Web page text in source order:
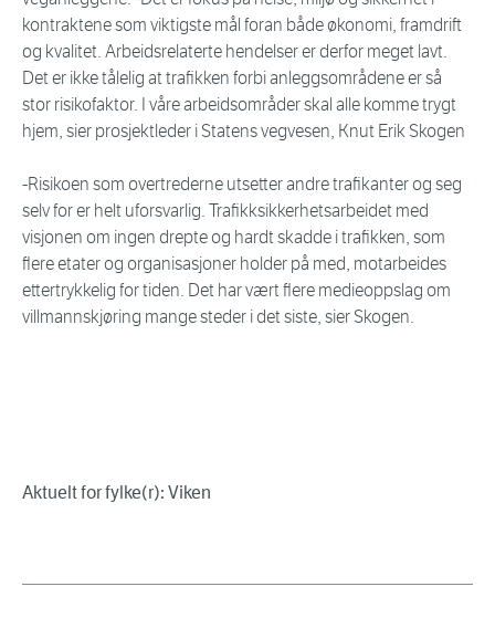
kontraktene som viktigste mål foran både økonomi, framdrift
og kvalitet. Arbeidsrelaterte hendelser er derfor meget lavt.
Det er ikke tålelig at trafikken forbi anleggsområdene er så
stor risikofaktor. I våre arbeidsområder skal alle komme trygt
hjem, sier prosjektleder i Statens vegvesen, Knut Erik Skogen
-Risikoen som overtrederne utsetter andre trafikanter og seg
selv for er helt uforsvarlig. Trafikksikkerhetsarbeidet med
visjonen om ingen drepte og hardt skadde i trafikken, som
flere etater og organisasjoner holder på med, motarbeides
ettertrykkelig for tiden. Det har vært flere medieoppslag om
villmannskjøring mange steder i det siste, sier Skogen.
Aktuelt for fylke(r): Viken